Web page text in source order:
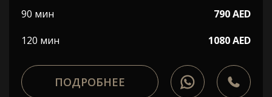
90 мин
790 AED
120 мин
1080 AED
ПОДРОБНЕЕ